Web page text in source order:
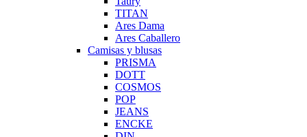
TITAN
Ares Dama
Ares Caballero
Camisas y blusas
PRISMA
DOTT
COSMOS
POP
JEANS
ENCKE